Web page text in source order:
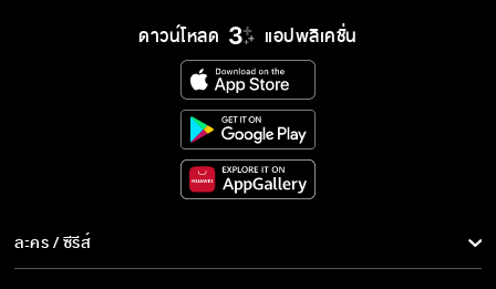
ดาวน์โหลด แอปพลิเคชั่น
ละคร / ซีรีส์
ละคร/ซีรีส์